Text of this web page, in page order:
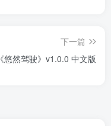
下一篇
《悠然驾驶》v1.0.0 中文版